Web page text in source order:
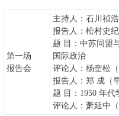
第一场
报告会
主持人：石川祯
报告人：松村史
题 目：中苏同盟
国际政治
评论人：杨奎松
报告人：郑 成（
题 目：1950 年
评论人：萧延中